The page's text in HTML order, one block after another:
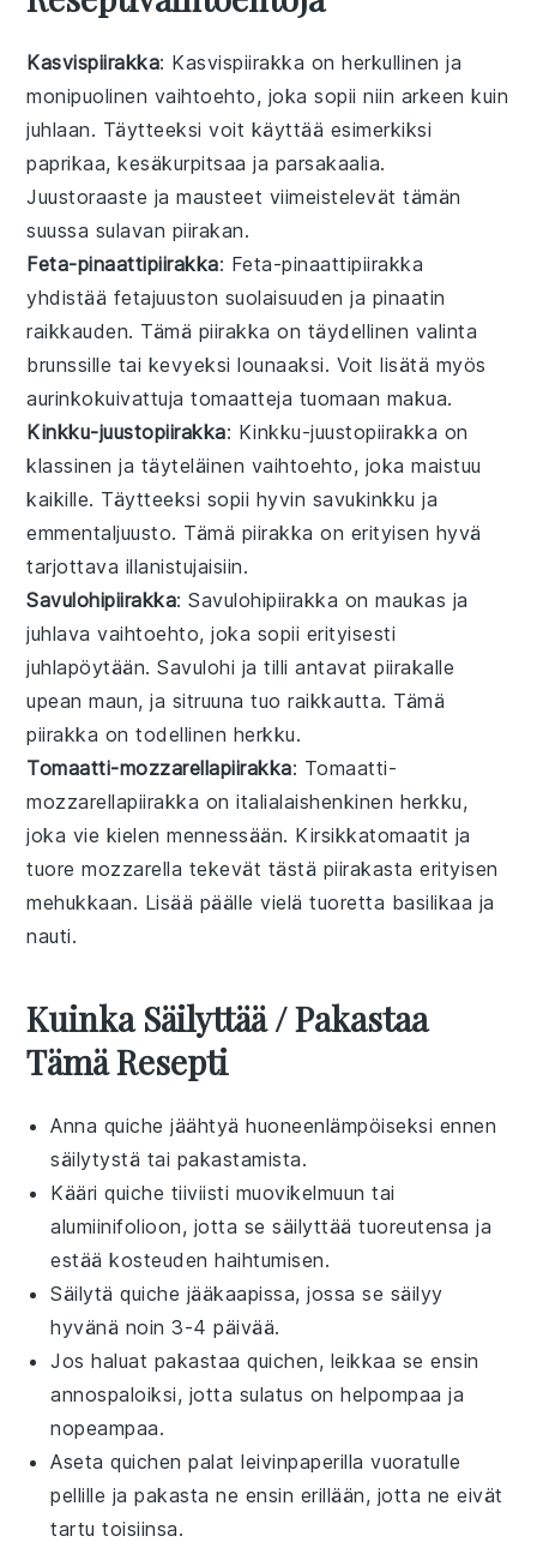
Kasvispiirakka: Kasvispiirakka on herkullinen ja
monipuolinen vaihtoehto, joka sopii niin arkeen kuin
juhlaan. Täytteeksi voit käyttää esimerkiksi
paprikaa,kesäkurpitsaa ja parsakaalia.
Juustoraaste ja mausteet viimeistelevät tämän
suussa sulavan piirakan.
Feta-pinaattipiirakka: Feta-pinaattipiirakka
yhdistää fetajuuston suolaisuuden ja pinaatin
raikkauden. Tämä piirakka on täydellinen valinta
brunssille tai kevyeksi lounaaksi. Voit lisätä myös
aurinkokuivattuja tomaatteja tuomaan makua.
Kinkku-juustopiirakka: Kinkku-juustopiirakka on
klassinen ja täyteläinen vaihtoehto, joka maistuu
kaikille. Täytteeksi sopii hyvin savukinkku ja
emmentaljuusto. Tämä piirakka on erityisen hyvä
tarjottava illanistujaisiin.
Savulohipiirakka: Savulohipiirakka on maukas ja
juhlava vaihtoehto, joka sopii erityisesti
juhlapöytään.Savulohi jatilli antavat piirakalle
upean maun, ja sitruuna tuo raikkautta. Tämä
piirakka on todellinen herkku.
Tomaatti-mozzarellapiirakka: Tomaatti-
mozzarellapiirakka on italialaishenkinen herkku,
joka vie kielen mennessään. Kirsikkatomaatit ja
tuore mozzarella tekevät tästä piirakasta erityisen
mehukkaan. Lisää päälle vielä tuoretta basilikaa ja
nauti.
Kuinka Säilyttää / Pakastaa
Tämä Resepti
Anna quiche jäähtyä huoneenlämpöiseksi ennen
säilytystä tai pakastamista.
Kääriquiche tiiviisti muovikelmuun tai
alumiinifolioon, jotta se säilyttää tuoreutensa ja
estää kosteuden haihtumisen.
Säilytäquiche jääkaapissa, jossa se säilyy
hyvänä noin 3-4 päivää.
Jos haluat pakastaaquichen, leikkaa se ensin
annospaloiksi, jotta sulatus on helpompaa ja
nopeampaa.
Asetaquichen palat leivinpaperilla vuoratulle
pellille ja pakasta ne ensin erillään, jotta ne eivät
tartu toisiinsa.